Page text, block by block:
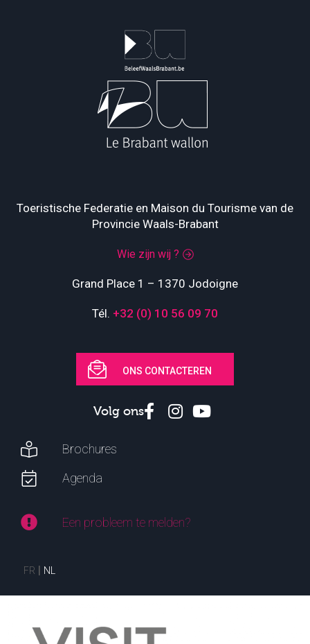
Toeristische Federatie en Maison du Tourisme van de
Provincie Waals-Brabant
Wie zijn wij ?
Grand Place 1 – 1370 Jodoigne
Tél. +32 (0) 10 56 09 70
ONS CONTACTEREN
Volg ons
Brochures
Agenda
Een probleem te melden?
FR NL